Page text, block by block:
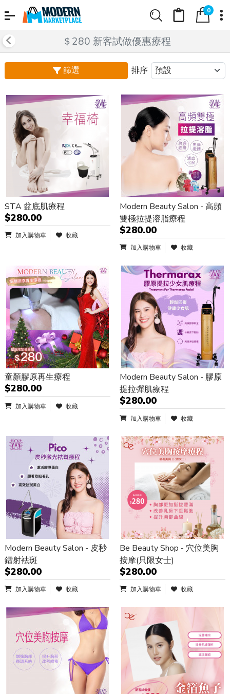
0
＄280 新客試做優惠療程
篩選 排序
STA 盆底肌療程
$280.00
加入購物車 收藏
Modern Beauty Salon - 高頻
雙極拉提溶脂療程
$280.00
加入購物車 收藏
童顏膠原再生療程
$280.00
加入購物車 收藏
Modern Beauty Salon - 膠原
提拉彈肌療程
$280.00
加入購物車 收藏
Modern Beauty Salon - 皮秒
鐳射袪斑
$280.00
加入購物車 收藏
Be Beauty Shop - 穴位美胸
按摩(只限女士)
$280.00
加入購物車 收藏